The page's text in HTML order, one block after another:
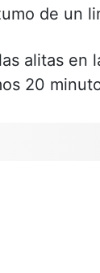
de un
alitas en
20